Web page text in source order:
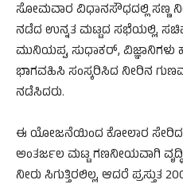
ಸೋಮವಾರ ವಿಧಾನಸೌಧದಲ್ಲಿ ಸಣ್ಣ
ನಡೆದ ಉನ್ನತ ಮಟ್ಟದ ಸಭೆಯಲ್ಲಿ,
ಮುನಿಯಪ್ಪ, ಸುಧಾಕರ್‌,
ಭಾಗವಹಿಸಿ ಸಂಸ್ಕರಿಸಿದ ನೀರಿನ
ನಡೆಸಿದರು.
ಈ ಯೋಜನೆಯಿಂದ ಕೋಲಾರ ಸೇರಿದಂತೆ
ಅಂತರ್ಜಲ ಮಟ್ಟ ಗಣನೀಯವಾಗಿ
ನೀರು ಸಿಗುತ್ತಿರಲಿಲ್ಲ, ಆದರೆ ಪ್ರಸ್ತುತ